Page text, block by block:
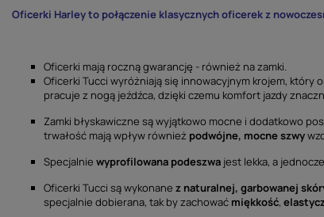
Oficerki Harley to połączenie klasycznych oficerek z
Oficerki mają roczną gwarancję - również na zamki.
Oficerki Tucci wyróżniają się innowacyjnym krojem, który
pracuje z nogą jeźdźca, dzięki czemu komfort jazdy
Zamki błyskawiczne są wyjątkowo mocne i dodatkowo
trwałość mają wpływ również podwójne, mocne szwy
Specjalnie wyprofilowana podeszwa jest lekka, a
Oficerki Tucci są wykonane z naturalnej, garbowanej
specjalnie dobierana, tak by zachować miękkość,